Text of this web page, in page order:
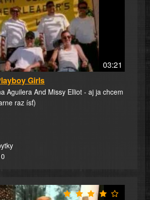
03:21
Girls
Aguilera And Missy Elliot - aj ja chcem
raz ísť)